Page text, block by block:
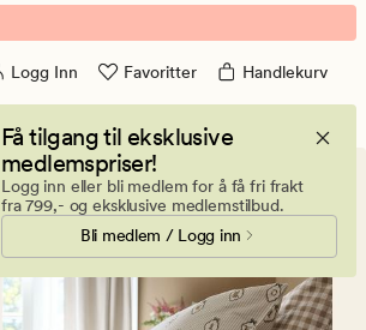
Logg Inn Favoritter Handlekurv
Få tilgang til eksklusive
medlemspriser!
Logg inn eller bli medlem for å få fri frakt
fra 799,- og eksklusive medlemstilbud.
Bli medlem / Logg inn